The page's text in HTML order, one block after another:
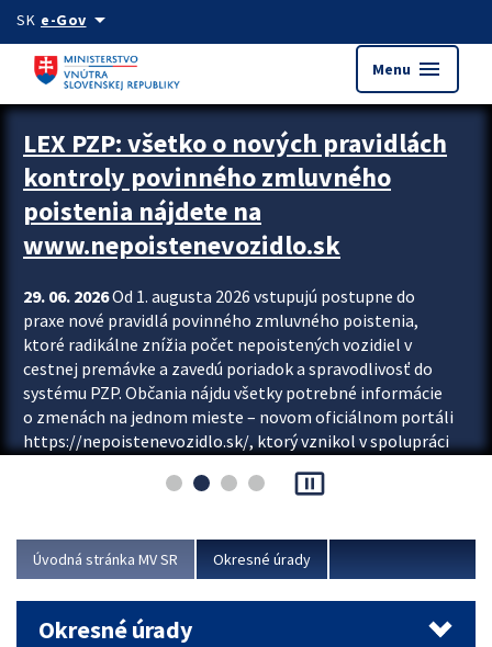
Preskocit na hlavný obsah
SK e-Govarrow_drop_down
Menu menu
Zastavit automatický posun upútavok
LEX PZP: všetko o nových pravidlách
kontroly povinného zmluvného
poistenia nájdete na
www.nepoistenevozidlo.sk
29. 06. 2026Od 1. augusta 2026 vstupujú postupne do
praxe nové pravidlá povinného zmluvného poistenia,
ktoré radikálne znížia počet nepoistených vozidiel v
cestnej premávke a zavedú poriadok a spravodlivosť do
systému PZP. Občania nájdu všetky potrebné informácie
o zmenách na jednom mieste – novom oficiálnom portáli
https://nepoistenevozidlo.sk/, ktorý vznikol v spolupráci
asociácie poisťovní (SLASPO) a Ministerstva vnútra SR.
Viac
pause_presentation
Úvodná stránka MV SR Okresné úrady
Okresné úrady